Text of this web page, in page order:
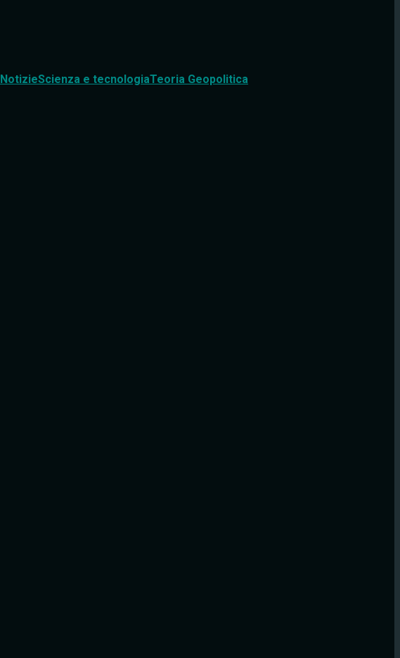
NotizieScienza e tecnologiaTeoria Geopolitica